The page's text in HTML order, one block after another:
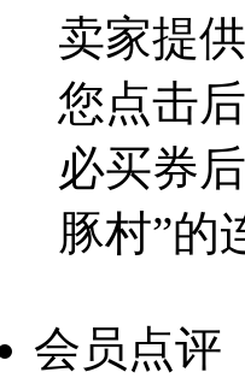
卖家提
您点击
必买券
豚村”的
会员点评